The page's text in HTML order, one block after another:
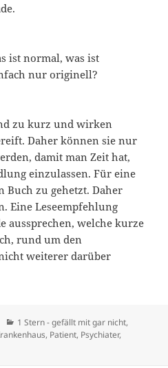
ist normal, was ist
nur originell?
zu kurz und wirken
Daher können sie nur
damit man Zeit hat,
einzulassen. Für eine
Buch zu gehetzt. Daher
Eine Leseempfehlung
aussprechen, welche kurze
rund um den
weiterer darüber
Kategorien
1 Stern - gefällt mit gar nicht,
, Patient, Psychiater,